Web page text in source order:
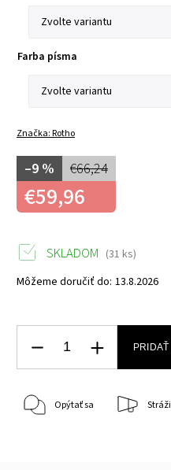
Farba písma
Značka:Rotho
€66,24
–9 %
€59,96
SKLADOM (31 ks)
Môžeme doručiť do: 13.8.2026
Opýtať sa